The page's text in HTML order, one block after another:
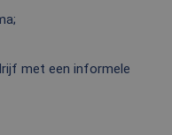
met een informele